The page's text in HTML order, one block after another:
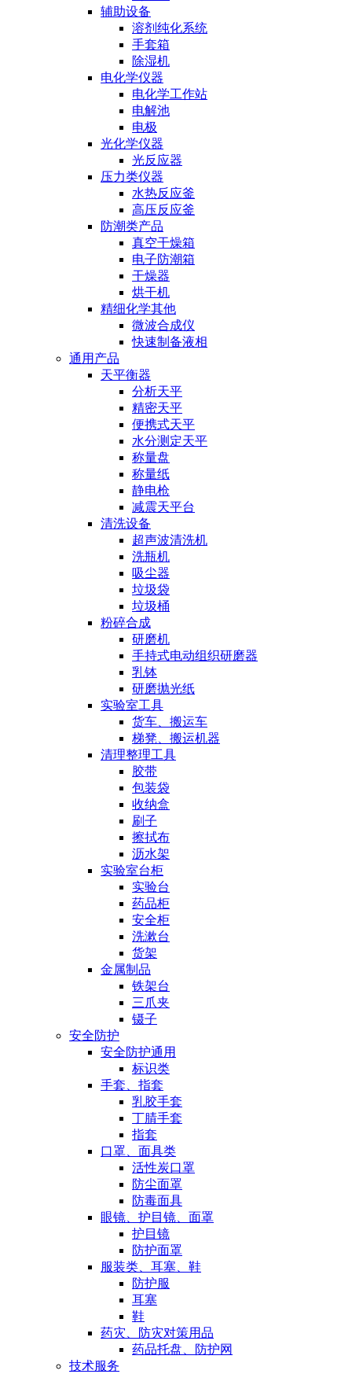
辅助设备
溶剂纯化系统
手套箱
除湿机
电化学仪器
电化学工作站
电解池
电极
光化学仪器
光反应器
压力类仪器
水热反应釜
高压反应釜
防潮类产品
真空干燥箱
电子防潮箱
干燥器
烘干机
精细化学其他
微波合成仪
快速制备液相
通用产品
天平衡器
分析天平
精密天平
便携式天平
水分测定天平
称量盘
称量纸
静电枪
减震天平台
清洗设备
超声波清洗机
洗瓶机
吸尘器
垃圾袋
垃圾桶
粉碎合成
研磨机
手持式电动组织研磨器
乳钵
研磨抛光纸
实验室工具
货车、搬运车
梯凳、搬运机器
清理整理工具
胶带
包装袋
收纳盒
刷子
擦拭布
沥水架
实验室台柜
实验台
药品柜
安全柜
洗漱台
货架
金属制品
铁架台
三爪夹
镊子
安全防护
安全防护通用
标识类
手套、指套
乳胶手套
丁腈手套
指套
口罩、面具类
活性炭口罩
防尘面罩
防毒面具
眼镜、护目镜、面罩
护目镜
防护面罩
服装类、耳塞、鞋
防护服
耳塞
鞋
药灾、防灾对策用品
药品托盘、防护网
技术服务